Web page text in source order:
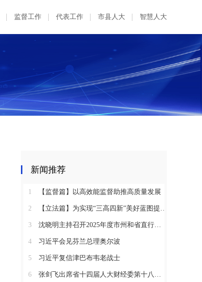
监督工作 代表工作 市县人大 智慧人大
新闻推荐
1 【监督篇】以高效能监督助推高质量发展
2 【立法篇】为实现“三高四新”美好蓝图提供坚实法治保障
3 沈晓明主持召开2025年度市州和省直行业系统党（工）委书记抓基层党建工作述职评议会议
4 习近平会见芬兰总理奥尔波
5 习近平复信津巴布韦老战士
6 张剑飞出席省十四届人大财经委第十八次全体会议